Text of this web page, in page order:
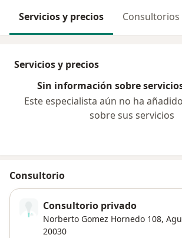
Servicios y precios Consultorios
Servicios y precios
Sin información sobre
Este especialista aún no ha
sobre sus servicios
Consultorio
Consultorio privado
Norberto Gomez Hornedo 108,
20030